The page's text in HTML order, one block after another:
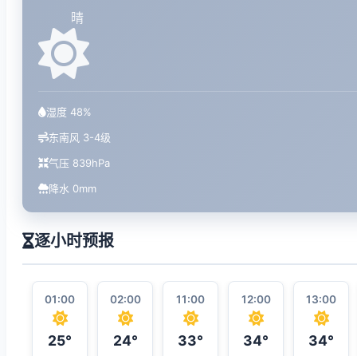
晴
湿度 48%
东南风 3-4级
气压 839hPa
降水 0mm
逐小时预报
01:00
25°
02:00
24°
11:00
33°
12:00
34°
13:00
34°